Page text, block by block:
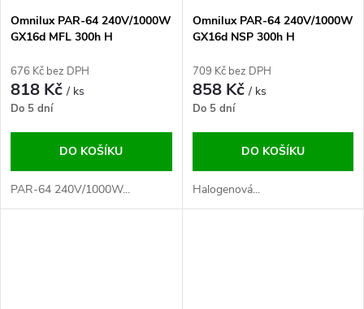
Omnilux PAR-64 240V/1000W
GX16d MFL 300h H
676 Kč bez DPH
818 Kč/ ks
Do 5 dní
DO KOŠÍKU
PAR-64 240V/1000W...
Omnilux PAR-64 240V/1000W
GX16d NSP 300h H
709 Kč bez DPH
858 Kč/ ks
Do 5 dní
DO KOŠÍKU
Halogenová...